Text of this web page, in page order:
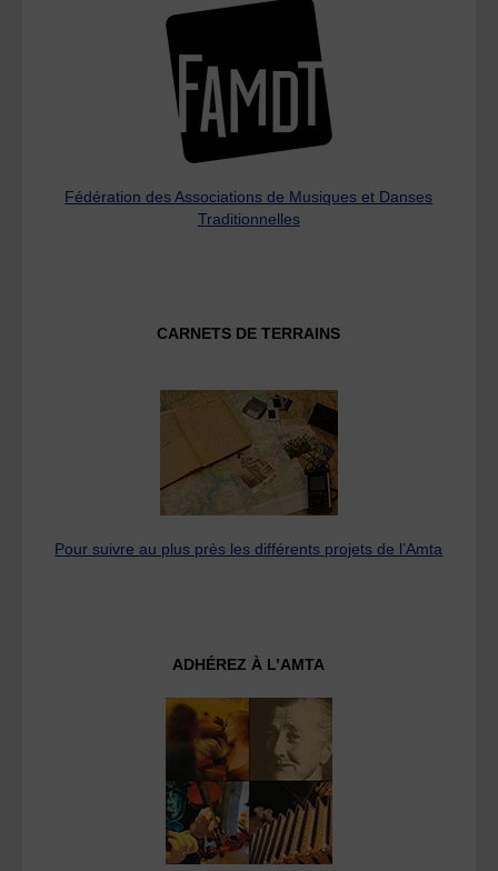
Fédération des Associations de Musiques et Danses
Traditionnelles
CARNETS DE TERRAINS
Pour suivre au plus près les différents projets de l’Amta
ADHÉREZ À L’AMTA